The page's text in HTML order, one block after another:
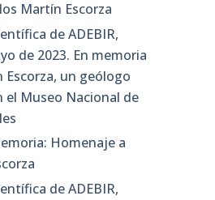
Martín Escorza
de ADEBIR,
de 2023. En memoria
Escorza, un geólogo
el Museo Nacional de
Homenaje a
de ADEBIR,